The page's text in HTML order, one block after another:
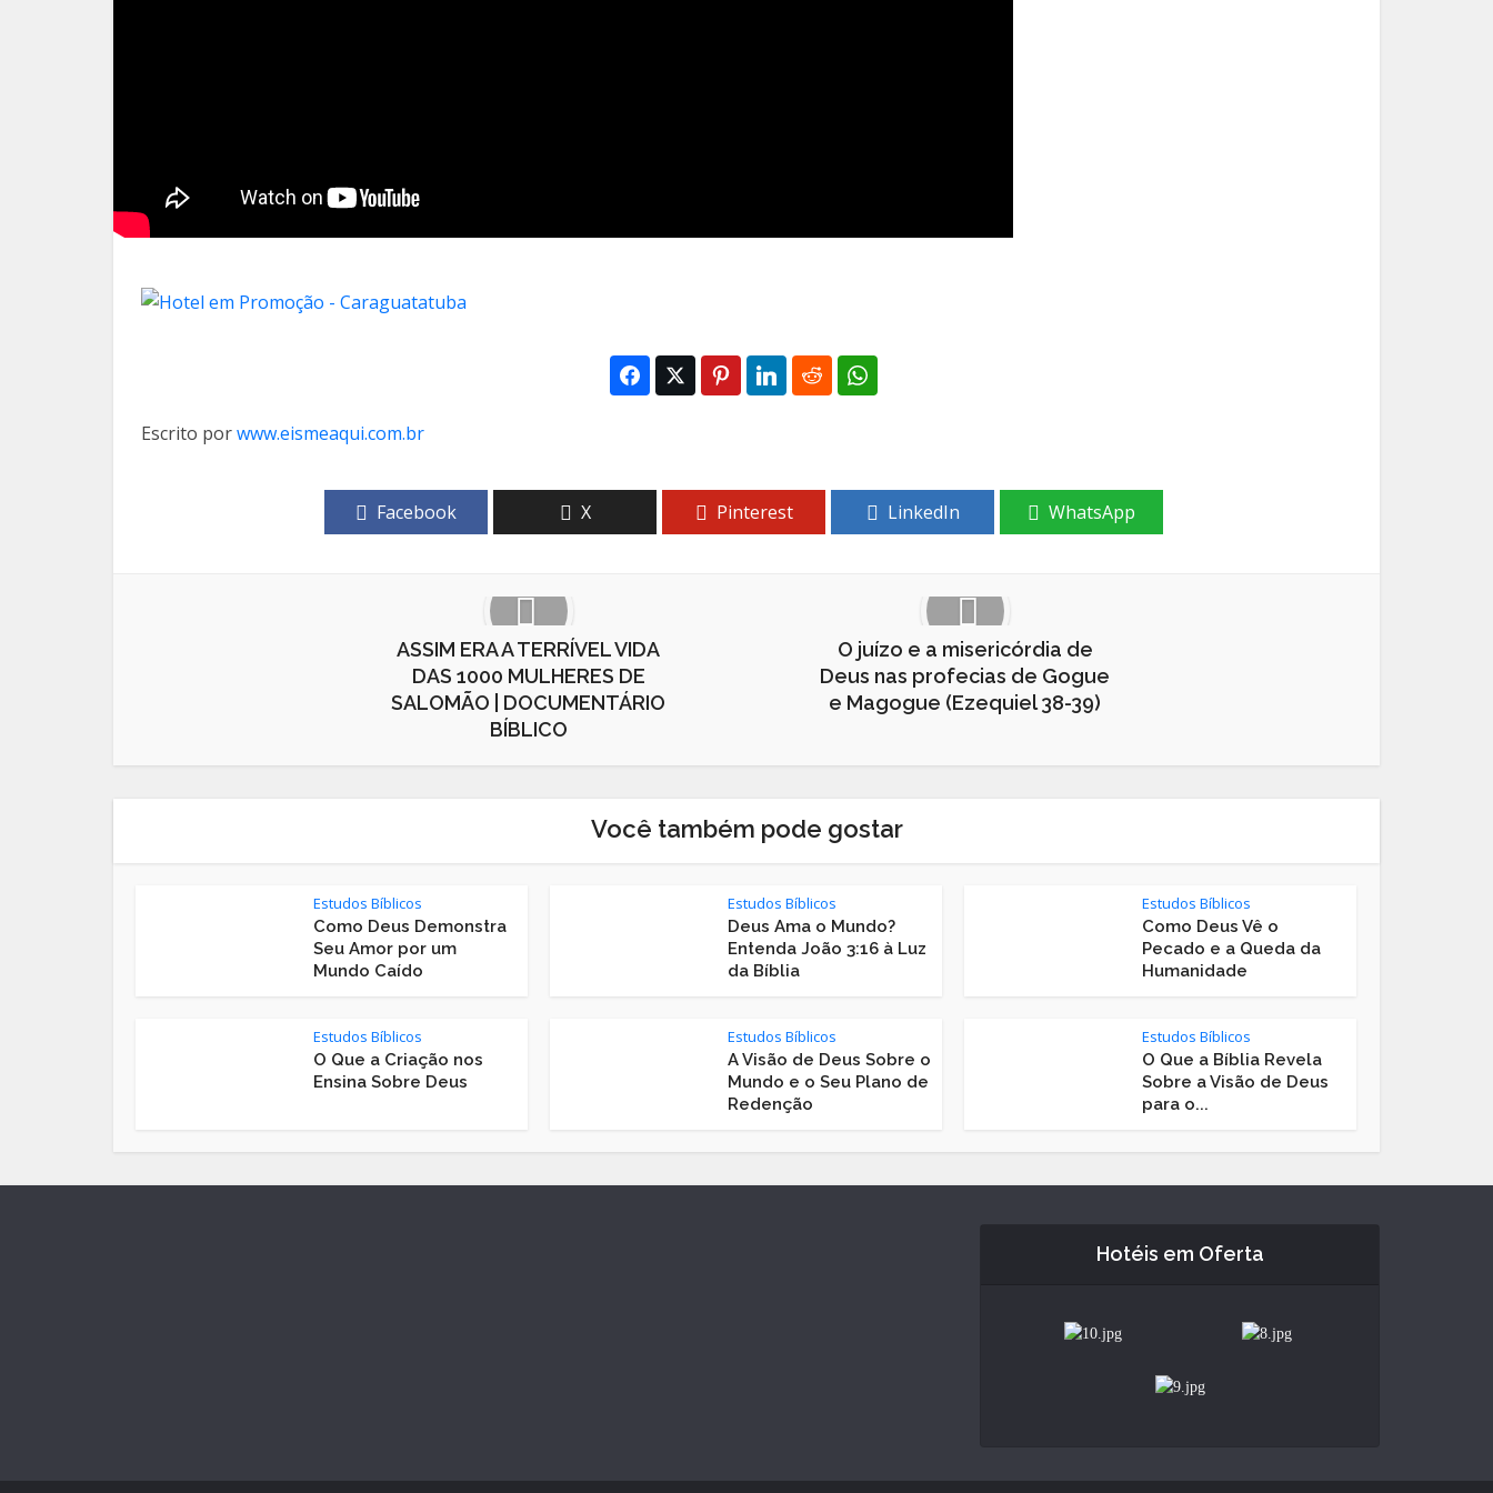
Escrito porwww.eismeaqui.com.br
Facebook X Pinterest LinkedIn WhatsApp
ASSIM ERA A TERRÍVEL VIDA
DAS 1000 MULHERES DE
SALOMÃO | DOCUMENTÁRIO
BÍBLICO
O juízo e a misericórdia de
Deus nas profecias de Gogue
e Magogue (Ezequiel 38-39)
Você também pode gostar
Estudos Bíblicos
Como Deus Demonstra
Seu Amor por um
Mundo Caído
Estudos Bíblicos
Deus Ama o Mundo?
Entenda João 3:16 à Luz
da Bíblia
Estudos Bíblicos
Como Deus Vê o
Pecado e a Queda da
Humanidade
Estudos Bíblicos
O Que a Criação nos
Ensina Sobre Deus
Estudos Bíblicos
A Visão de Deus Sobre o
Mundo e o Seu Plano de
Redenção
Estudos Bíblicos
O Que a Bíblia Revela
Sobre a Visão de Deus
para o...
Hotéis em Oferta